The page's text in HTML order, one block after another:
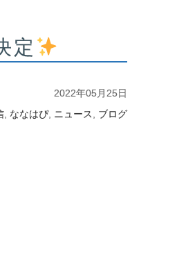
定
2022年05月25日
, ななはぴ, ニュース , ブログ